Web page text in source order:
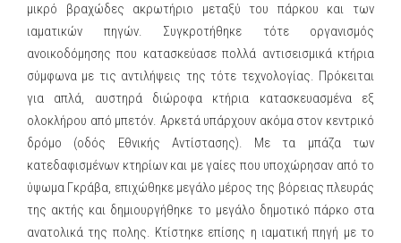
μικρό βραχώδες ακρωτήριο μεταξύ του πάρκου και των
ιαματικών πηγών. Συγκροτήθηκε τότε οργανισμός
ανοικοδόμησης που κατασκεύασε πολλά αντισεισμικά κτήρια
σύμφωνα με τις αντιλήψεις της τότε τεχνολογίας. Πρόκειται
για απλά, αυστηρά διώροφα κτήρια κατασκευασμένα εξ
ολοκλήρου από μπετόν. Αρκετά υπάρχουν ακόμα στον κεντρικό
δρόμο (οδός Εθνικής Αντίστασης). Με τα μπάζα των
κατεδαφισμένων κτηρίων και με γαίες που υποχώρησαν από το
ύψωμα Γκράβα, επιχώθηκε μεγάλο μέρος της βόρειας πλευράς
της ακτής και δημιουργήθηκε το μεγάλο δημοτικό πάρκο στα
ανατολικά της πολης. Κτίστηκε επίσης η ιαματική πηγή με το